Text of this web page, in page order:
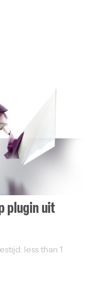
plugin uit
less than 1